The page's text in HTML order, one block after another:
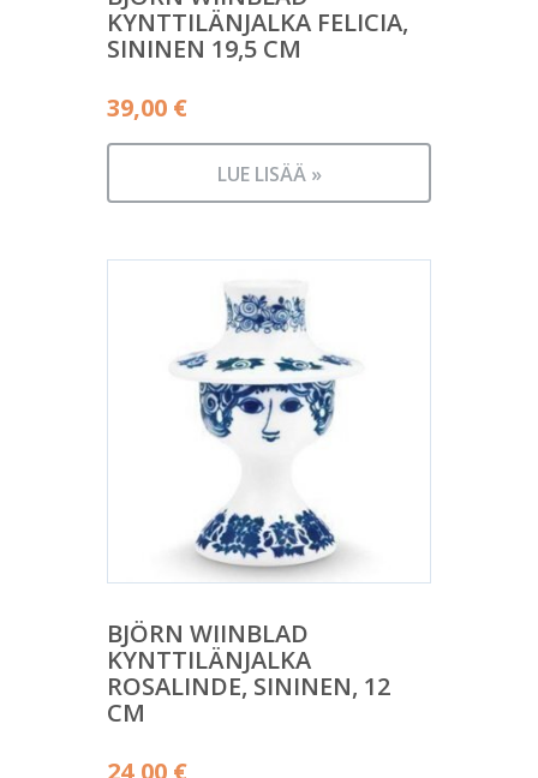
KYNTTILÄNJALKA FELICIA,
SININEN 19,5 CM
39,00 €
LUE LISÄÄ »
BJÖRN WIINBLAD
KYNTTILÄNJALKA
ROSALINDE, SININEN, 12
CM